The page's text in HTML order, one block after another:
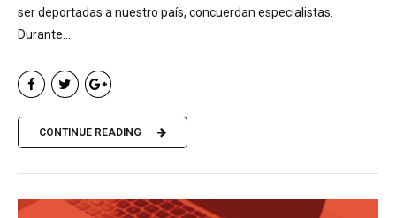
ser deportadas a nuestro país, concuerdan especialistas.
Durante...
CONTINUE READING